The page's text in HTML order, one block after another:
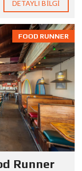
DETAYLI BILGI
FOOD RUNNER
Runner